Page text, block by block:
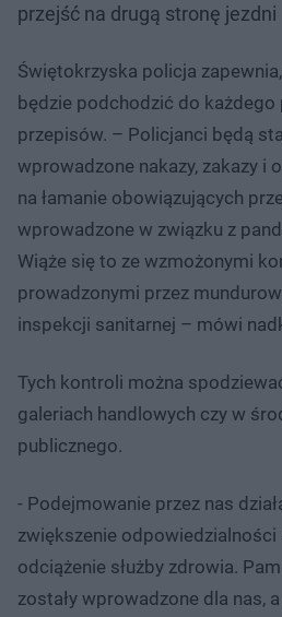
przejść na drugą stronę jezdni
Świętokrzyska policja
będzie podchodzić do każdego
przepisów. – Policjanci będą
wprowadzone nakazy, zakazy i
na łamanie obowiązujących
wprowadzone w związku z
Wiąże się to ze wzmożonymi
prowadzonymi przez
inspekcji sanitarnej – mówi
Tych kontroli można
galeriach handlowych czy w
publicznego.
- Podejmowanie przez nas
zwiększenie odpowiedzialności
odciążenie służby zdrowia.
zostały wprowadzone dla nas,